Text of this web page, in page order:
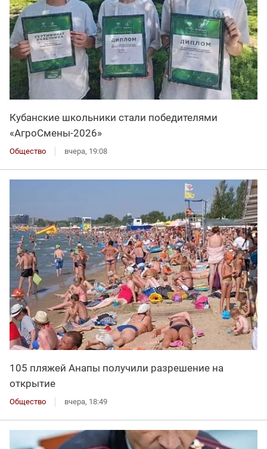
Кубанские школьники стали победителями
«АгроСмены-2026»
Общество вчера, 19:08
105 пляжей Анапы получили разрешение на
открытие
Общество вчера, 18:49